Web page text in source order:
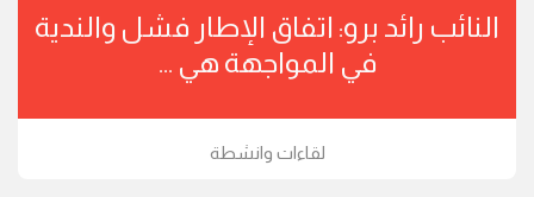
النائب رائد برو: اتفاق الإطار فشل والندية
في المواجهة هي ...
لقاءات وانشطة